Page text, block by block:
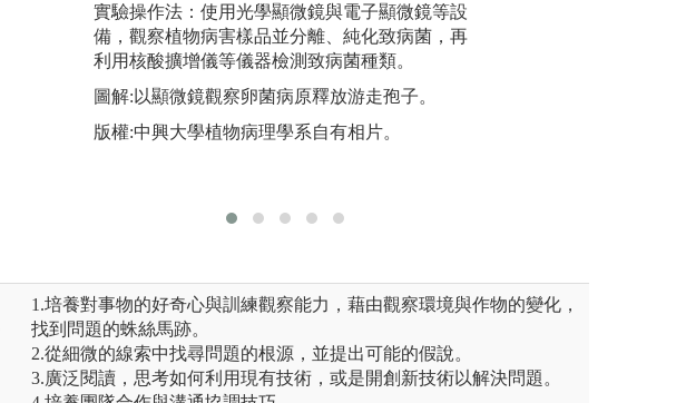
專題實作：全國製茶比賽-術科之團隊合作
圖解:茶作學、製茶學、團隊合作
實驗操作法：使用光學顯微鏡與電子顯微鏡等設
備，觀察植物病害樣品並分離、純化致病菌，再
利用核酸擴增儀等儀器檢測致病菌種類。
圖解:以顯微鏡觀察卵菌病原釋放游走孢子。
版權:中興大學植物病理學系自有相片。
1.培養對事物的好奇心與訓練觀察能力，藉由觀察環境與作物的變化，
找到問題的蛛絲馬跡。
2.從細微的線索中找尋問題的根源，並提出可能的假說。
3.廣泛閱讀，思考如何利用現有技術，或是開創新技術以解決問題。